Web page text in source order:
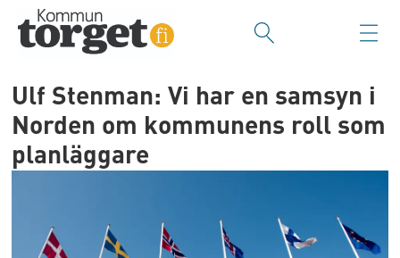
Ulf Stenman: Vi har en samsyn i
Norden om kommunens roll som
planläggare